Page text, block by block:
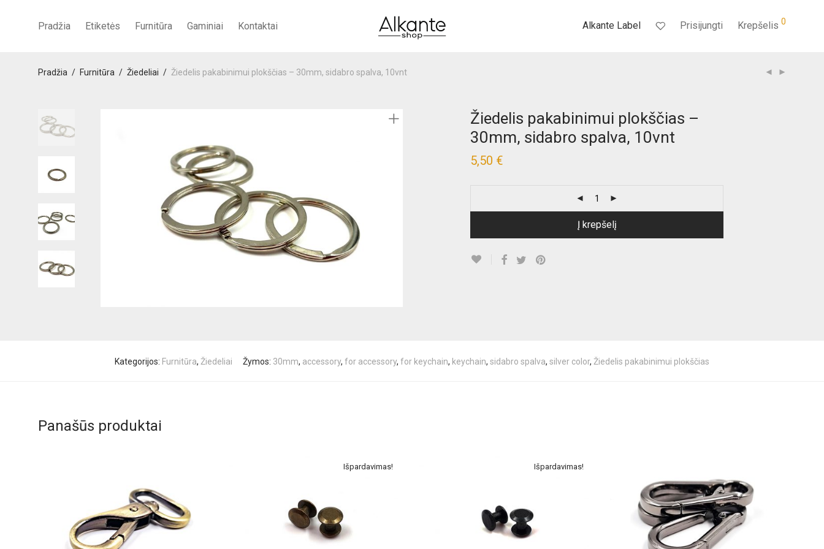
Pradžia Etiketės Furnitūra Gaminiai Kontaktai Alkante Label Prisijungti Krepšelis 0
Pradžia / Furnitūra / Žiedeliai / Žiedelis pakabinimui plokščias – 30mm, sidabro spalva, 10vnt
Žiedelis pakabinimui plokščias –
30mm, sidabro spalva, 10vnt
5,50 €
Į krepšelį
Kategorijos: Furnitūra, Žiedeliai Žymos: 30mm, accessory, for accessory, for keychain, keychain, sidabro spalva, silver color, Žiedelis pakabinimui plokščias
Panašūs produktai
Išpardavimas! Išpardavimas!